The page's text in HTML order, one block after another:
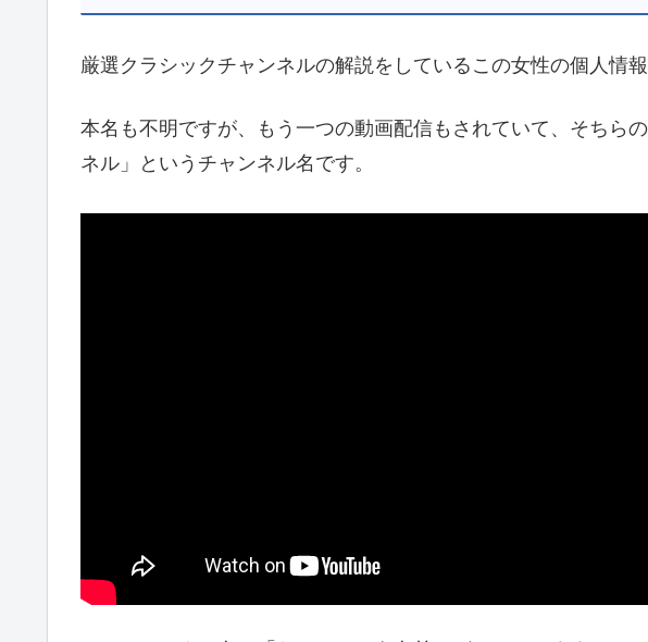
厳選クラシックチャンネルの解説をしているこの女性の個人情
本名も不明ですが、もう一つの動画配信もされていて、そちら
ネル」というチャンネル名です。